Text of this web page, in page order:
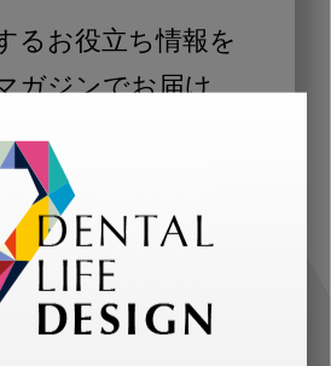
るお役立ち情報を
ガジンでお届け
た職種（歯科医師、歯
技工士）に合わせた内
ジンをお届けします。